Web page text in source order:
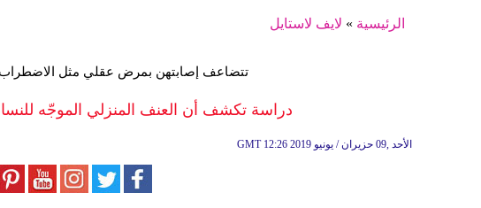
الرئيسية » لايف لاستايل
تتضاعف إصابتهن بمرض عقلي مثل الاضطراب
دراسة تكشف أن العنف المنزلي الموجّه
GMT 12:26 2019 الأحد ,09 حزيران / يونيو